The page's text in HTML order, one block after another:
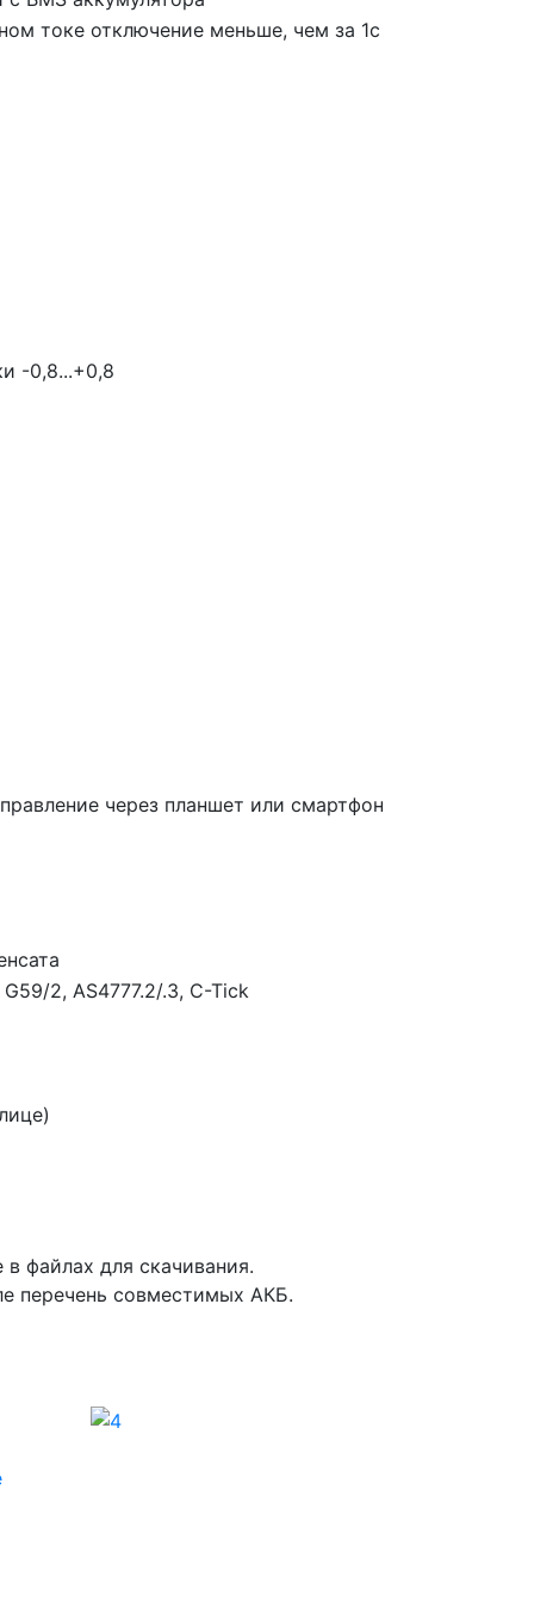
токе отключение меньше, чем за 1с
-0,8...+0,8
через планшет или смартфон
2, AS4777.2/.3, C-Tick
файлах для скачивания.
перечень совместимых АКБ.